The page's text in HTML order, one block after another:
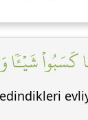
شَيۡـٔٗا
edindikleri